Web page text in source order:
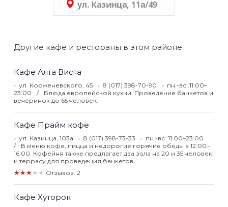
Другие кафе и рестораны в этом районе
Кафе Алта Виста
ул. Корженевского, 45 8 (017) 398-70-90
пн.-вс.:11:00–
23:00
Блюда европейской кухни. Проведение банкетов и
вечеринок до 65 человек.
Кафе Прайм кофе
ул. Казинца, 103а 8 (017) 398-73-33
пн.-вс.:11:00–23:00
В меню кофе, пицца и недорогие горячие обеды в 12:00–
16:00. Кофейня также предлагает два зала на 20 и 35 человек
и террасу для проведения банкетов.
★★★★★ Отзывов: 2
Кафе Хуторок